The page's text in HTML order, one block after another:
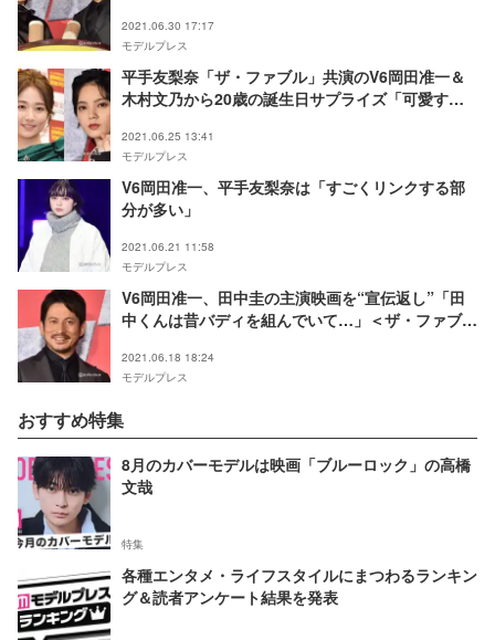
2021.06.30 17:17
モデルプレス
平手友梨奈「ザ・ファブル」共演のV6岡田准一＆
木村文乃から20歳の誕生日サプライズ「可愛す
2021.06.25 13:41
モデルプレス
V6岡田准一、平手友梨奈は「すごくリンクする部
分が多い」
2021.06.21 11:58
モデルプレス
V6岡田准一、田中圭の主演映画を“宣伝返し”「田
中くんは昔バディを組んでいて…」＜ザ・ファブル
2021.06.18 18:24
モデルプレス
おすすめ特集
8月のカバーモデルは映画「ブルーロック」の高橋
文哉
特集
各種エンタメ・ライフスタイルにまつわるランキン
グ＆読者アンケート結果を発表